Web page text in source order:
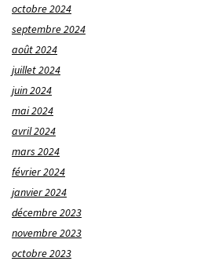
octobre 2024
septembre 2024
août 2024
juillet 2024
juin 2024
mai 2024
avril 2024
mars 2024
février 2024
janvier 2024
décembre 2023
novembre 2023
octobre 2023